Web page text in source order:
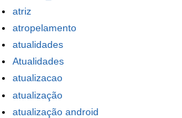
atriz
atropelamento
atualidades
Atualidades
atualizacao
atualização
atualização android